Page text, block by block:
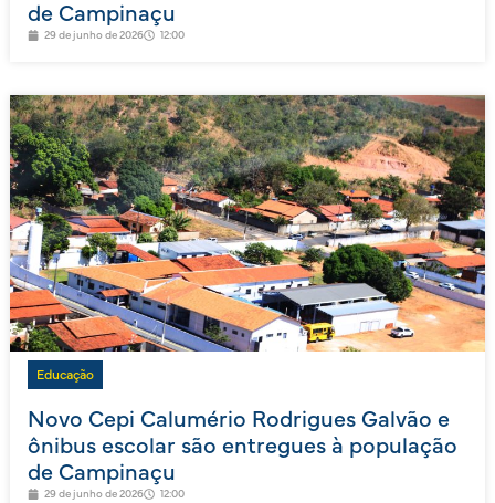
de Campinaçu
29 de junho de 2026 12:00
Educação
Novo Cepi Calumério Rodrigues Galvão e
ônibus escolar são entregues à população
de Campinaçu
29 de junho de 2026 12:00